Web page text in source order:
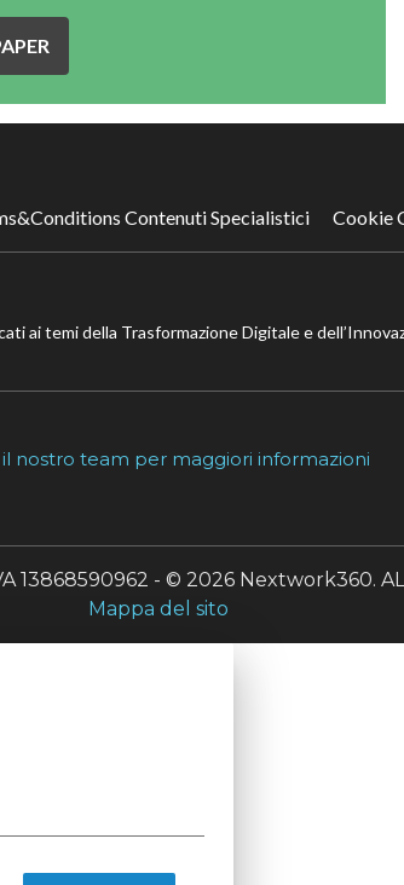
Contenuti Specialistici Cookie
ai temi della Trasformazione Digitale e
nostro team per maggiori informazioni
- © 2026 Nextwork360.
Mappa del sito